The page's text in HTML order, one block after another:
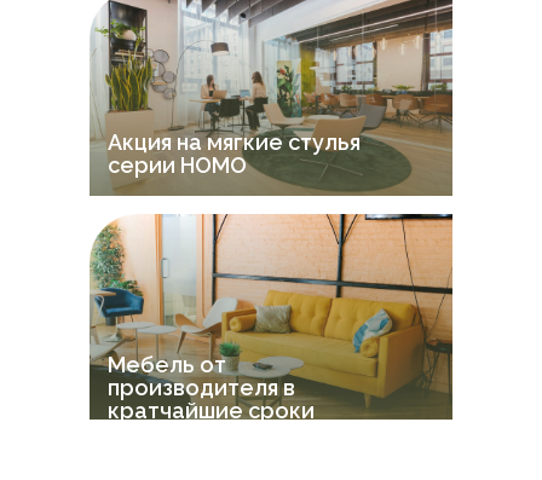
Мебель от
производителя в
кратчайшие сроки
Акция на мягкие стулья
серии НOMO